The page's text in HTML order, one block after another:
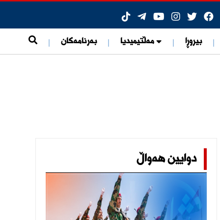
بیروڕا مەڵتیمیدیا بەرنامەکان
دوایین هەواڵ